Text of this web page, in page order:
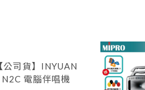
公司貨】INYUAN
N2C 電腦伴唱機